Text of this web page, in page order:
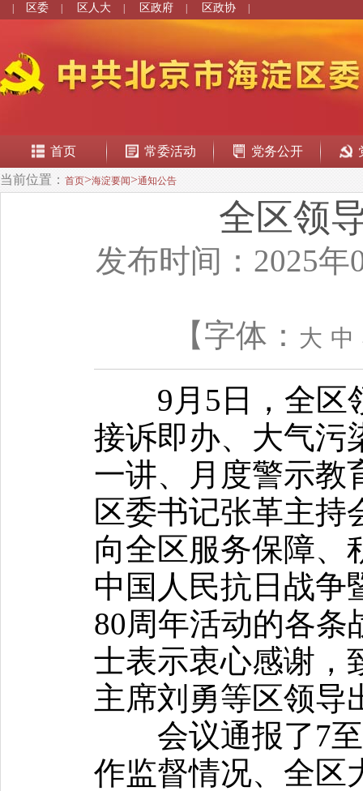
区委 区人大 区政府 区政协
首页 常委活动 党务公开
当前位置： 首页>海淀要闻>通知公告
全区领
发布时间：2025年
【字体： 大 中
9月5日，全区
接诉即办、大气污
一讲、月度警示教
区委书记张革主持
向全区服务保障、
中国人民抗日战争
80周年活动的各条
士表示衷心感谢，
主席刘勇等区领导
会议通报了7至
作监督情况、全区